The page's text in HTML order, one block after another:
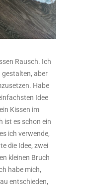
Rausch. Ich
gestalten, aber
Habe
Idee
Kissen im
ist es schon ein
ich verwende,
die Idee, zwei
kleinen Bruch
habe mich,
entschieden,